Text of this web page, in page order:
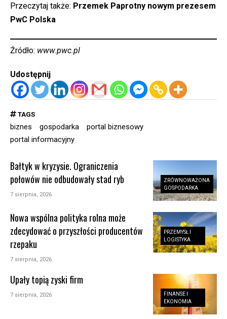
Przeczytaj także: Przemek Paprotny nowym prezesem
PwC Polska
Źródło: www.pwc.pl
Udostępnij
TAGS
biznes gospodarka
portal biznesowy
portal informacyjny
ZRÓWNOWAŻONA
GOSPODARKA
Bałtyk w kryzysie. Ograniczenia
połowów nie odbudowały stad ryb
7 sierpnia, 2026
PRZEMYSŁ I
LOGISTYKA
Nowa wspólna polityka rolna może
zdecydować o przyszłości producentów
rzepaku
7 sierpnia, 2026
FINANSE I
EKONOMIA
Upały topią zyski firm
7 sierpnia, 2026